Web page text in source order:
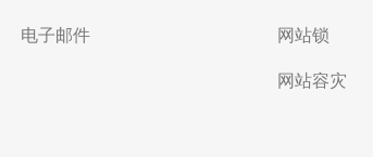
电子邮件 网站锁
网站容灾